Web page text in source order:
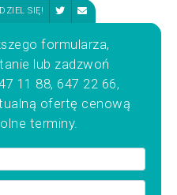
SIĘ!
formularza,
lub zadzwoń
11 88, 647 22 66,
ofertę cenową
terminy.